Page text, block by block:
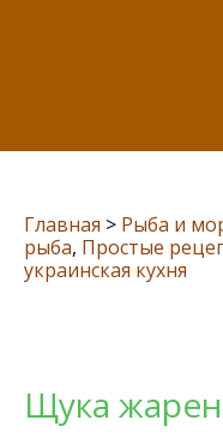
Главная > Рыба и
рыба, Простые
украинская кухня
Щука